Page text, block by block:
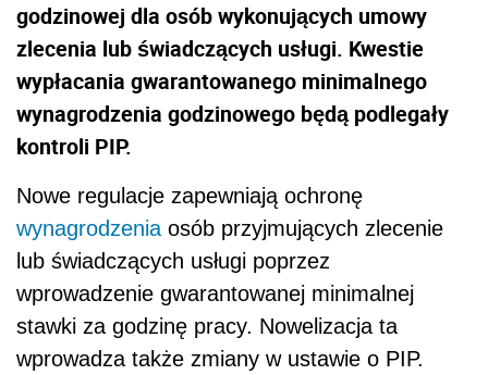
godzinowej dla osób wykonujących umowy
zlecenia lub świadczących usługi. Kwestie
wypłacania gwarantowanego minimalnego
wynagrodzenia godzinowego będą podlegały
kontroli PIP.
Nowe regulacje zapewniają ochronę
wynagrodzeniaosób przyjmujących zlecenie
lub świadczących usługi poprzez
wprowadzenie gwarantowanej minimalnej
stawki za godzinę pracy. Nowelizacja ta
wprowadza także zmiany w ustawie o PIP.